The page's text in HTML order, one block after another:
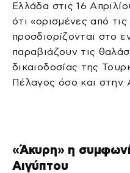
Ελλάδα στις 16
ότι «ορισμένες από
προσδιορίζονται στο
παραβιάζουν τις
δικαιοδοσίας της
Πέλαγος όσο και στην
«Άκυρη» η
Αιγύπτου